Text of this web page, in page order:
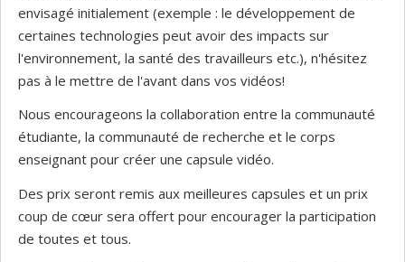
envisagé initialement (exemple : le développement de
certaines technologies peut avoir des impacts sur
l'environnement, la santé des travailleurs etc.), n'hésitez
pas à le mettre de l'avant dans vos vidéos!
Nous encourageons la collaboration entre la communauté
étudiante, la communauté de recherche et le corps
enseignant pour créer une capsule vidéo.
Des prix seront remis aux meilleures capsules et un prix
coup de cœur sera offert pour encourager la participation
de toutes et tous.